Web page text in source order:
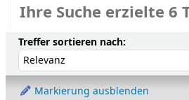
Ihre Suche erzielte 6
Sortieren
Treffer sortieren nach:
Markierung ausblenden